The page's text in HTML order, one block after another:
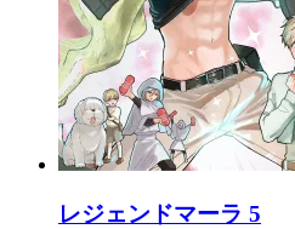
レジェンドマーラ 5